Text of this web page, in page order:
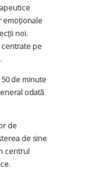
emoționale
noi.
pe
de minute
odată
de
de sine
centrul